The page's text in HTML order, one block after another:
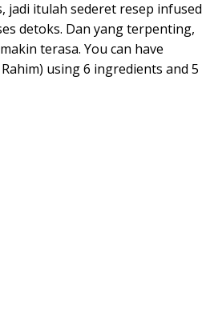
jadi itulah sederet resep infused
detoks. Dan yang terpenting,
terasa. You can have
using 6 ingredients and 5